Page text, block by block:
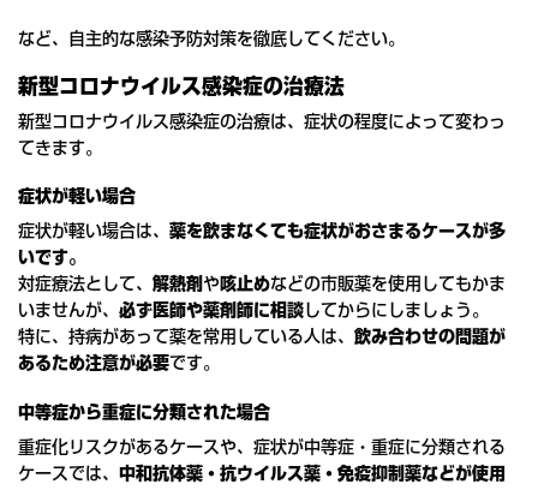
など、自主的な感染予防対策を徹底してください。
新型コロナウイルス感染症の治療法
新型コロナウイルス感染症の治療は、症状の程度によって変わっ
てきます。
症状が軽い場合
症状が軽い場合は、 薬を飲まなくても症状がおさまるケースが多
いです。
対症療法として、 解熱剤 や 咳止めなどの市販薬を使用してもかま
いませんが、 必ず医師や薬剤師に相談してからにしましょう。
特に、持病があって薬を常用している人は、 飲み合わせの問題が
あるため注意が必要です。
中等症から重症に分類された場合
重症化リスクがあるケースや、症状が中等症・重症に分類される
ケースでは、 中和抗体薬・抗ウイルス薬・免疫抑制薬などが使用